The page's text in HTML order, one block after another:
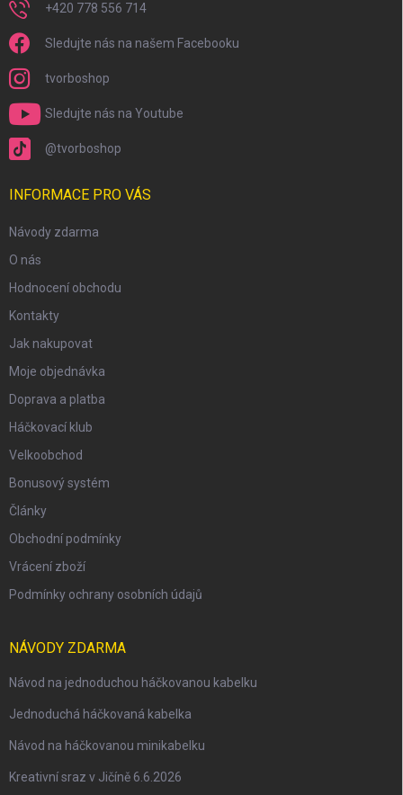
+420 778 556 714
Sledujte nás na našem Facebooku
tvorboshop
Sledujte nás na Youtube
@tvorboshop
INFORMACE PRO VÁS
Návody zdarma
O nás
Hodnocení obchodu
Kontakty
Jak nakupovat
Moje objednávka
Doprava a platba
Háčkovací klub
Velkoobchod
Bonusový systém
Články
Obchodní podmínky
Vrácení zboží
Podmínky ochrany osobních údajů
NÁVODY ZDARMA
Návod na jednoduchou háčkovanou kabelku
Jednoduchá háčkovaná kabelka
Návod na háčkovanou minikabelku
Kreativní sraz v Jičíně 6.6.2026